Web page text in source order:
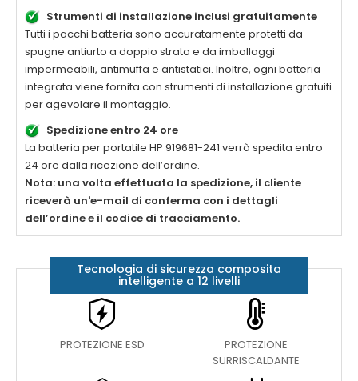
Strumenti di installazione inclusi gratuitamente
Tutti i pacchi batteria sono accuratamente protetti da
spugne antiurto a doppio strato e da imballaggi
impermeabili, antimuffa e antistatici. Inoltre, ogni batteria
integrata viene fornita con strumenti di installazione gratuiti
per agevolare il montaggio.
Spedizione entro 24 ore
La batteria per portatile HP 919681-241 verrà spedita entro
24 ore dalla ricezione dell’ordine.
Nota: una volta effettuata la spedizione, il cliente
riceverà un'e-mail di conferma con i dettagli
dell’ordine e il codice di tracciamento.
Tecnologia di sicurezza composita
intelligente a 12 livelli
PROTEZIONE ESD
PROTEZIONE
SURRISCALDANTE